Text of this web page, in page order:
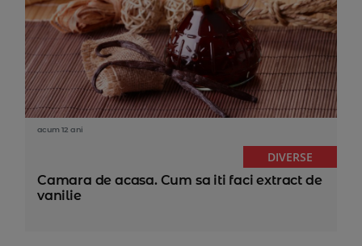
acum 12 ani
DIVERSE
Camara de acasa. Cum sa iti faci extract de
vanilie